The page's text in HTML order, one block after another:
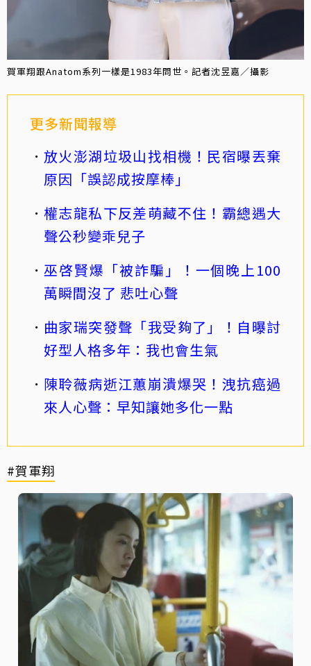
賀軍翔跟Anatom系列一樣是1983年問世。記者沈昱嘉／攝影
更多新聞報導
放火澎湖垃圾山找相機！民宿曝丟棄
原因「誤認成按摩棒」
權志龍私下反差萌藏不住！霸總遇大
聲公秒變乖兒子
巫啓賢爆「被詐騙」！一個晚上100
萬瞬間沒了 悲吐心聲
曲家瑞突發聲「我受夠了」！自曝討
好型人格多年：我也會生氣
陳聆薇病逝江蕙崩潰爆哭！洩抗癌過
來人心聲：早知讓她多化一點
#賀軍翔